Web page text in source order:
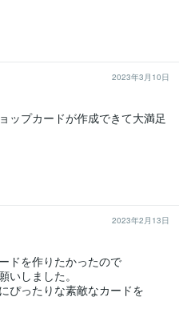
2023年3月10日
ップカードが作成できて大満足
2023年2月13日
ドを作りたかったので
いしました。
ぴったりな素敵なカードを